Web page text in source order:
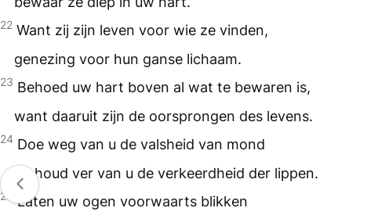
22 Want zij zijn leven voor wie ze vinden,
genezing voor hun ganse lichaam.
23 Behoed uw hart boven al wat te bewaren is,
want daaruit zijn de oorsprongen des levens.
24 Doe weg van u de valsheid van mond
en houd ver van u de verkeerdheid der lippen.
25
Laten uw ogen voorwaarts blikken